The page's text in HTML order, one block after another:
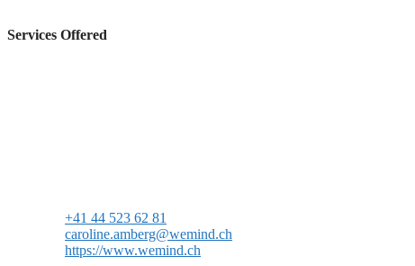
Services Offered
+41 44 523 62 81
caroline.amberg@wemind.ch
https://www.wemind.ch